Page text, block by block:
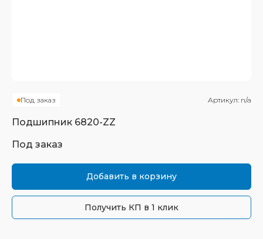
Под заказ Артикул: n/a
Подшипник 6820-ZZ
Под заказ
Добавить в корзину
Получить КП в 1 клик